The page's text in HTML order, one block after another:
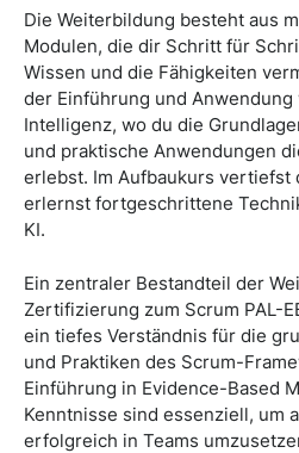
Die Weiterbildung besteht aus
Modulen, die dir Schritt für
Wissen und die Fähigkeiten
der Einführung und
Intelligenz, wo du die
und praktische Anwendungen
erlebst. Im Aufbaukurs vertiefst
erlernst fortgeschrittene
KI.
Ein zentraler Bestandteil der
Zertifizierung zum Scrum PAL-
ein tiefes Verständnis für die
und Praktiken des Scrum-
Einführung in Evidence-Based
Kenntnisse sind essenziell, um
erfolgreich in Teams